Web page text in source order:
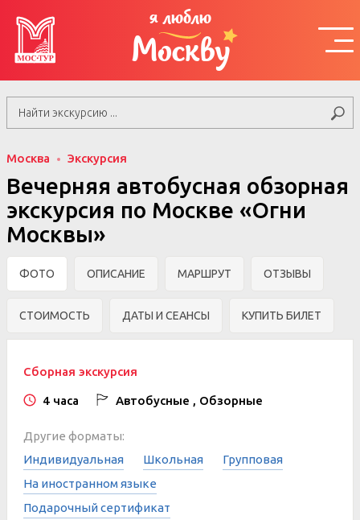
я люблю
Москву
Москва Экскурсия
Вечерняя автобусная обзорная
экскурсия по Москве «Огни
Москвы»
ФОТО ОПИСАНИЕ МАРШРУТ ОТЗЫВЫ
СТОИМОСТЬ ДАТЫ И СЕАНСЫ КУПИТЬ БИЛЕТ
Сборная экскурсия
4 часа Автобусные , Обзорные
Другие форматы:
Индивидуальная
Школьная
Групповая
На иностранном языке
Подарочный сертификат